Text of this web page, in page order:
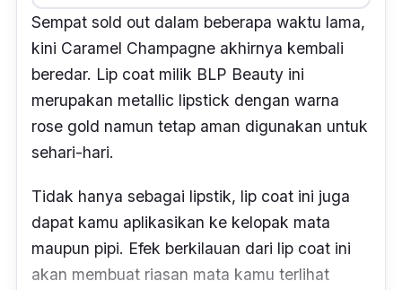
Sempat sold out dalam beberapa waktu lama,
kini Caramel Champagne akhirnya kembali
beredar. Lip coat milik BLP Beauty ini
merupakan metallic lipstick dengan warna
rose gold namun tetap aman digunakan untuk
sehari-hari.
Tidak hanya sebagai lipstik, lip coat ini juga
dapat kamu aplikasikan ke kelopak mata
maupun pipi. Efek berkilauan dari lip coat ini
akan membuat riasan mata kamu terlihat